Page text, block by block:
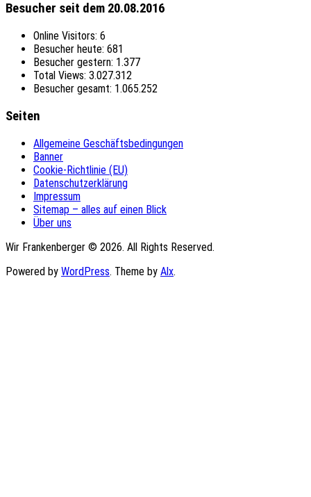
Besucher seit dem 20.08.2016
Online Visitors: 6
Besucher heute: 681
Besucher gestern: 1.377
Total Views: 3.027.312
Besucher gesamt: 1.065.252
Seiten
Allgemeine Geschäftsbedingungen
Banner
Cookie-Richtlinie (EU)
Datenschutzerklärung
Impressum
Sitemap – alles auf einen Blick
Über uns
Wir Frankenberger © 2026. All Rights Reserved.
Powered by WordPress. Theme by Alx.